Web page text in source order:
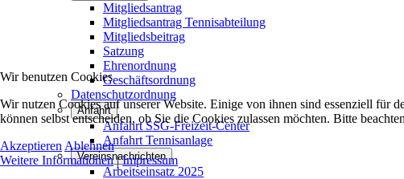
Mitgliedsantrag
Mitgliedsantrag Tennisabteilung
Mitgliedsbeitrag
Satzung
Ehrenordnung
Geschäftsordnung
Datenschutzordnung
Anfahrt
Anfahrt SSG-Freizeit-Center
Anfahrt Tennisanlage
Vereinsnachrichten
Arbeitseinsatz 2025
Wir benutzen Cookies
Wir nutzen Cookies auf unserer Website. Einige von ihnen sind essenziell für
können selbst entscheiden, ob Sie die Cookies zulassen möchten. Bitte
Akzeptieren Ablehnen
Weitere Informationen|Impressum